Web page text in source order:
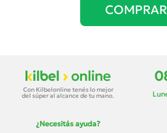
COMPRAR
Con Kilbelonline tenés lo mejor
del súper al alcance de tu mano.
¿Necesitás ayuda?